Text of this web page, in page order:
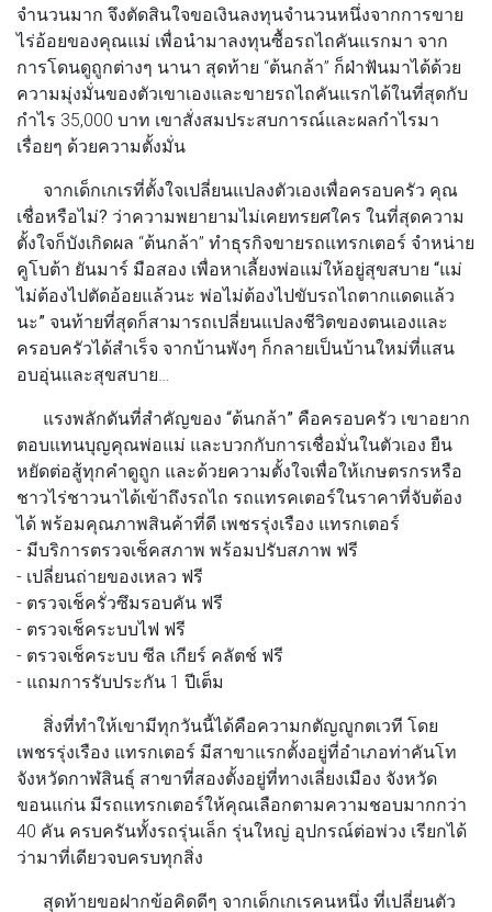
จำนวนมาก จึงตัดสินใจขอเงินลงทุนจำนวนหนึ่งจากการขาย
ไร่อ้อยของคุณแม่ เพื่อนำมาลงทุนซื้อรถไถคันแรกมา จาก
การโดนดูถูกต่างๆ นานา สุดท้าย “ต้นกล้า” ก็ฝ่าฟันมาได้ด้วย
ความมุ่งมั่นของตัวเขาเองและขายรถไถคันแรกได้ในที่สุดกับ
กำไร 35,000 บาท เขาสั่งสมประสบการณ์และผลกำไรมา
เรื่อยๆ ด้วยความตั้งมั่น
จากเด็กเกเรที่ตั้งใจเปลี่ยนแปลงตัวเองเพื่อครอบครัว คุณ
เชื่อหรือไม่? ว่าความพยายามไม่เคยทรยศใคร ในที่สุดความ
ตั้งใจก็บังเกิดผล “ต้นกล้า” ทำธุรกิจขายรถแทรกเตอร์ จำหน่าย
คูโบต้า ยันมาร์ มือสอง เพื่อหาเลี้ยงพ่อแม่ให้อยู่สุขสบาย “แม่
ไม่ต้องไปตัดอ้อยแล้วนะ พ่อไม่ต้องไปขับรถไถตากแดดแล้ว
นะ” จนท้ายที่สุดก็สามารถเปลี่ยนแปลงชีวิตของตนเองและ
ครอบครัวได้สำเร็จ จากบ้านพังๆ ก็กลายเป็นบ้านใหม่ที่แสน
อบอุ่นและสุขสบาย…
แรงพลักดันที่สำคัญของ “ต้นกล้า” คือครอบครัว เขาอยาก
ตอบแทนบุญคุณพ่อแม่ และบวกกับการเชื่อมั่นในตัวเอง ยืน
หยัดต่อสู้ทุกคำดูถูก และด้วยความตั้งใจเพื่อให้เกษตรกรหรือ
ชาวไร่ชาวนาได้เข้าถึงรถไถ รถแทรคเตอร์ในราคาที่จับต้อง
ได้ พร้อมคุณภาพสินค้าที่ดี เพชรรุ่งเรือง แทรกเตอร์
- มีบริการตรวจเช็คสภาพ พร้อมปรับสภาพ ฟรี
- เปลี่ยนถ่ายของเหลว ฟรี
- ตรวจเช็ครั่วซึมรอบคัน ฟรี
- ตรวจเช็คระบบไฟ ฟรี
- ตรวจเช็คระบบ ซีล เกียร์ คลัตช์ ฟรี
- แถมการรับประกัน 1 ปีเต็ม
สิ่งที่ทำให้เขามีทุกวันนี้ได้คือความกตัญญูกตเวที โดย
เพชรรุ่งเรือง แทรกเตอร์ มีสาขาแรกตั้งอยู่ที่อำเภอท่าคันโท
จังหวัดกาฬสินธุ์ สาขาที่สองตั้งอยู่ที่ทางเลี่ยงเมือง จังหวัด
ขอนแก่น มีรถแทรกเตอร์ให้คุณเลือกตามความชอบมากกว่า
40 คัน ครบครันทั้งรถรุ่นเล็ก รุ่นใหญ่ อุปกรณ์ต่อพ่วง เรียกได้
ว่ามาที่เดียวจบครบทุกสิ่ง
สุดท้ายขอฝากข้อคิดดีๆ จากเด็กเกเรคนหนึ่ง ที่เปลี่ยนตัว